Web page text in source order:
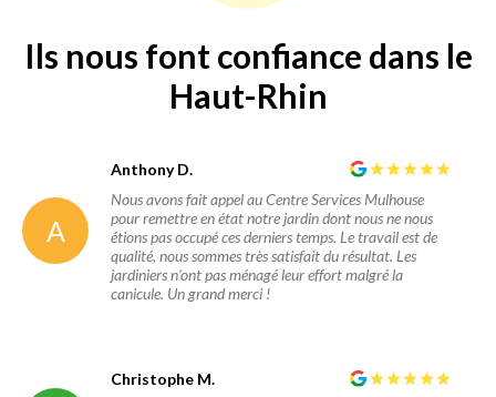
Ils nous font confiance dans le
Haut-Rhin
A
Anthony D.
Nous avons fait appel au Centre Services Mulhouse
pour remettre en état notre jardin dont nous ne nous
étions pas occupé ces derniers temps. Le travail est de
qualité, nous sommes très satisfait du résultat. Les
jardiniers n’ont pas ménagé leur effort malgré la
canicule. Un grand merci !
Christophe M.